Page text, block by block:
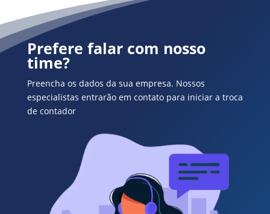
Prefere falar com nosso
time?
Preencha os dados da sua empresa. Nossos
especialistas entrarão em contato para iniciar a troca
de contador